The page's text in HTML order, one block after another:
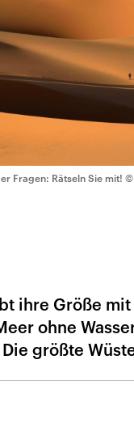
Fragen: Rätseln Sie mit! ©
ihre Größe
ohne
größte